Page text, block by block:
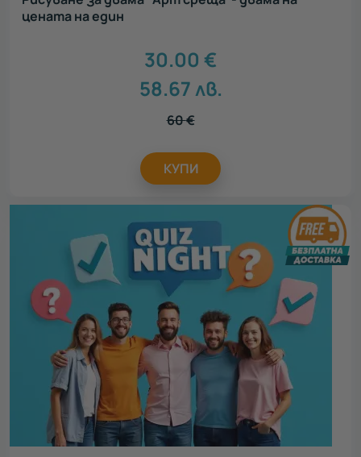
цената на един
30.00 €
58.67лв.
60€
КУПИ